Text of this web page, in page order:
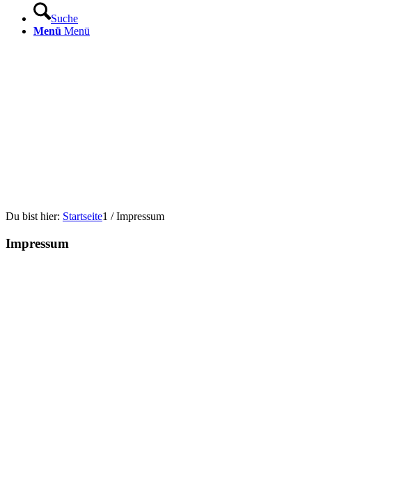
Suche
Menü Menü
Du bist hier: Startseite1 / Impressum
Impressum